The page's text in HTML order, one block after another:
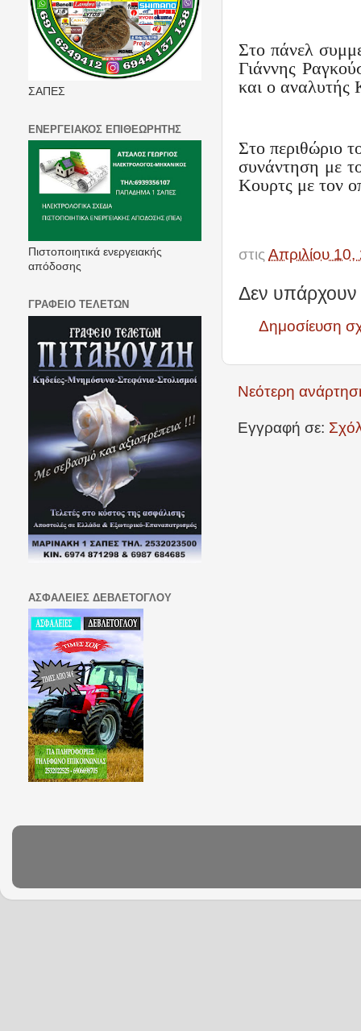
Στο πάνελ
Γιάννης
και ο
Στο περιθώριο
συνάντηση με
Κουρτς με τον
στις Απριλίου
Δεν υπάρχουν
Δημοσίευση
Νεότερη
Εγγραφή σε:
ΣΑΠΕΣ
ΕΝΕΡΓΕΙΑΚΟΣ ΕΠΙΘΕΩΡΗΤΗΣ
Πιστοποιητικά ενεργειακής
απόδοσης
ΓΡΑΦΕΙΟ ΤΕΛΕΤΩΝ
ΑΣΦΑΛΕΙΕΣ ΔΕΒΛΕΤΟΓΛΟΥ